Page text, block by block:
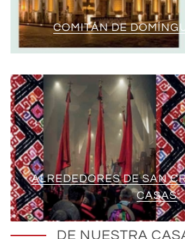
COMITÁN DE
ALREDEDORES DE SAN
CASAS
DE NUESTRA